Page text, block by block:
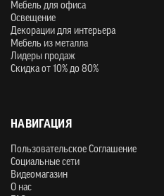
Мебель для офиса
Освещение
Декорации для интерьера
Мебель из металла
Лидеры продаж
Скидка от 10% до 80%
НАВИГАЦИЯ
Пользовательское Соглашение
Социальные сети
Видеомагазин
О нас